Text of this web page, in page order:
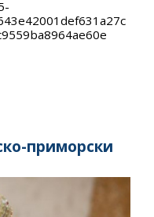
приморски